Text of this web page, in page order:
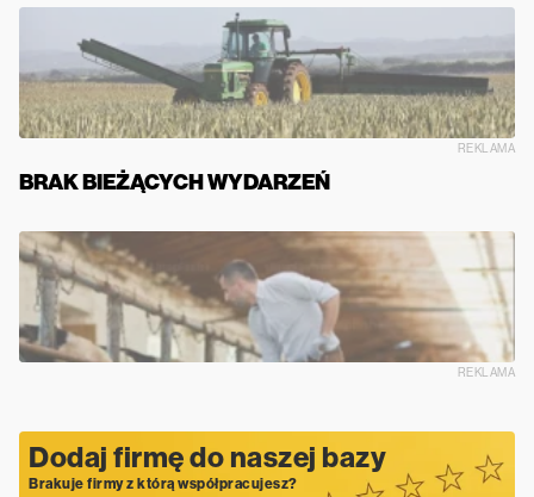
REKLAMA
BRAK BIEŻĄCYCH WYDARZEŃ
REKLAMA
Dodaj firmę do naszej bazy
Brakuje firmy z którą współpracujesz?